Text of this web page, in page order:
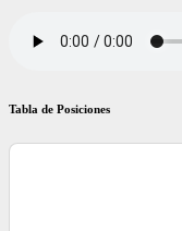
Tabla de Posiciones